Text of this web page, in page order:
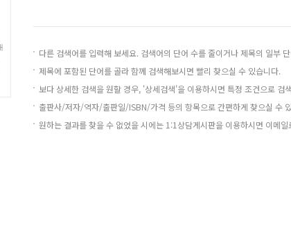
다른 검색어를 입력해 보세요. 검색어의 단어 수를 줄이거나 제목의 일부
제목에 포함된 단어를 골라 함께 검색해보시면 빨리 찾으실 수 있습니다.
보다 상세한 검색을 원할 경우, '상세검색'을 이용하시면 특정 조건으로 검
출판사/저자/역자/출판일/ISBN/가격 등의 항목으로 간편하게 찾으실 수
원하는 결과를 찾을 수 없었을 시에는 1:1상담게시판을 이용하시면 이메